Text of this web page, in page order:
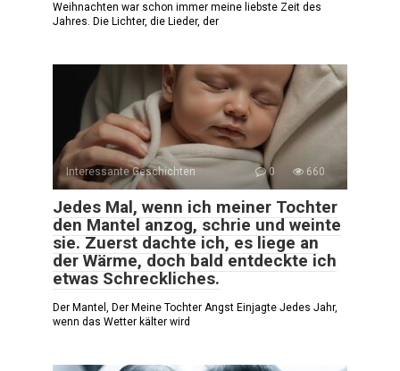
Weihnachten war schon immer meine liebste Zeit des
Jahres. Die Lichter, die Lieder, der
Interessante Geschichten 0 660
Jedes Mal, wenn ich meiner Tochter
den Mantel anzog, schrie und weinte
sie. Zuerst dachte ich, es liege an
der Wärme, doch bald entdeckte ich
etwas Schreckliches.
Der Mantel, Der Meine Tochter Angst Einjagte Jedes Jahr,
wenn das Wetter kälter wird